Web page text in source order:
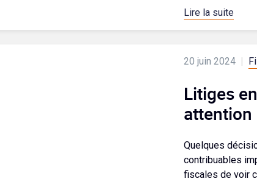
Lire la suite
20 juin 2024
Litiges
attention
Quelques
contribuables
fiscales de voir